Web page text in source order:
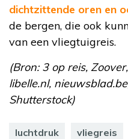
dichtzittende oren en
de bergen, die ook
van een vliegtuigreis.
(Bron: 3 op reis,
libelle.nl,
Shutterstock)
luchtdruk vliegreis